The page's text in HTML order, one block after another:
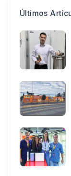
Últimos